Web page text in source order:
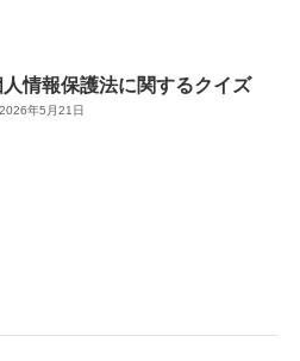
情報保護法に関するクイズ
2026年5月21日